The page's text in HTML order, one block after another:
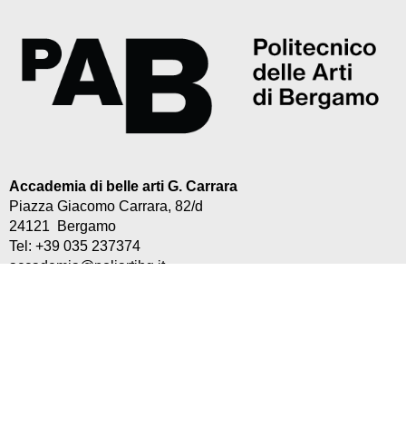
Accademia di belle arti G. Carrara
Piazza Giacomo Carrara, 82/d
24121 Bergamo
Tel: +39 035 237374
accademia@poliartibg.it